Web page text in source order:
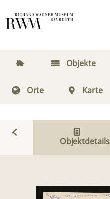
Objekte
Orte Karte
Objektdetails